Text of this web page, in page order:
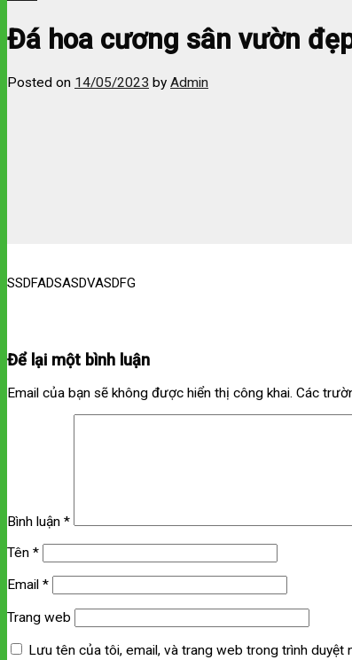
Đá hoa cương sân vườn
Posted on 14/05/2023 by Admin
SSDFADSASDVASDFG
Để lại một bình luận
Email của bạn sẽ không được hiển thị công khai. Các
Bình luận *
Tên *
Email *
Trang web
Lưu tên của tôi, email, và trang web trong trình duyệt